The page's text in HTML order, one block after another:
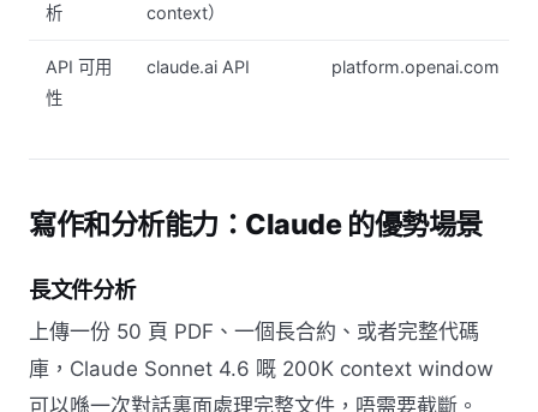
析
context）
API 可用
性
claude.ai API platform.openai.com
寫作和分析能力：Claude 的優勢場景
長文件分析
上傳一份 50 頁 PDF、一個長合約、或者完整代碼
庫，Claude Sonnet 4.6 嘅 200K context window
可以喺一次對話裏面處理完整文件，唔需要截斷。